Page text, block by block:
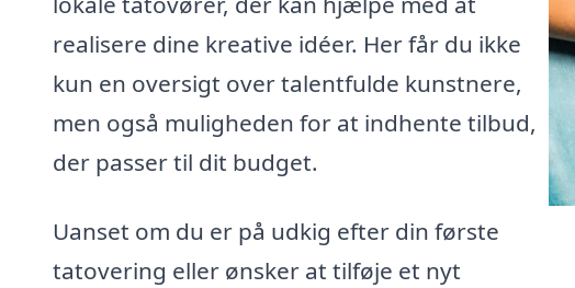
realisere dine kreative idéer. Her får du ikke
kun en oversigt over talentfulde kunstnere,
men også muligheden for at indhente tilbud,
der passer til dit budget.
Uanset om du er på udkig efter din første
tatovering eller ønsker at tilføje et nyt